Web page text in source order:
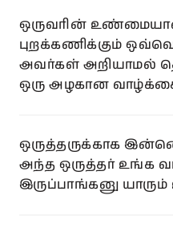
ஒருவரின்
புறக்கணிக்கும்
அவர்கள் அறியாமல்
ஒரு அழகான
ஒருத்தருக்காக
அந்த ஒருத்தர் உங்க
இருப்பாங்கனு யாரும்